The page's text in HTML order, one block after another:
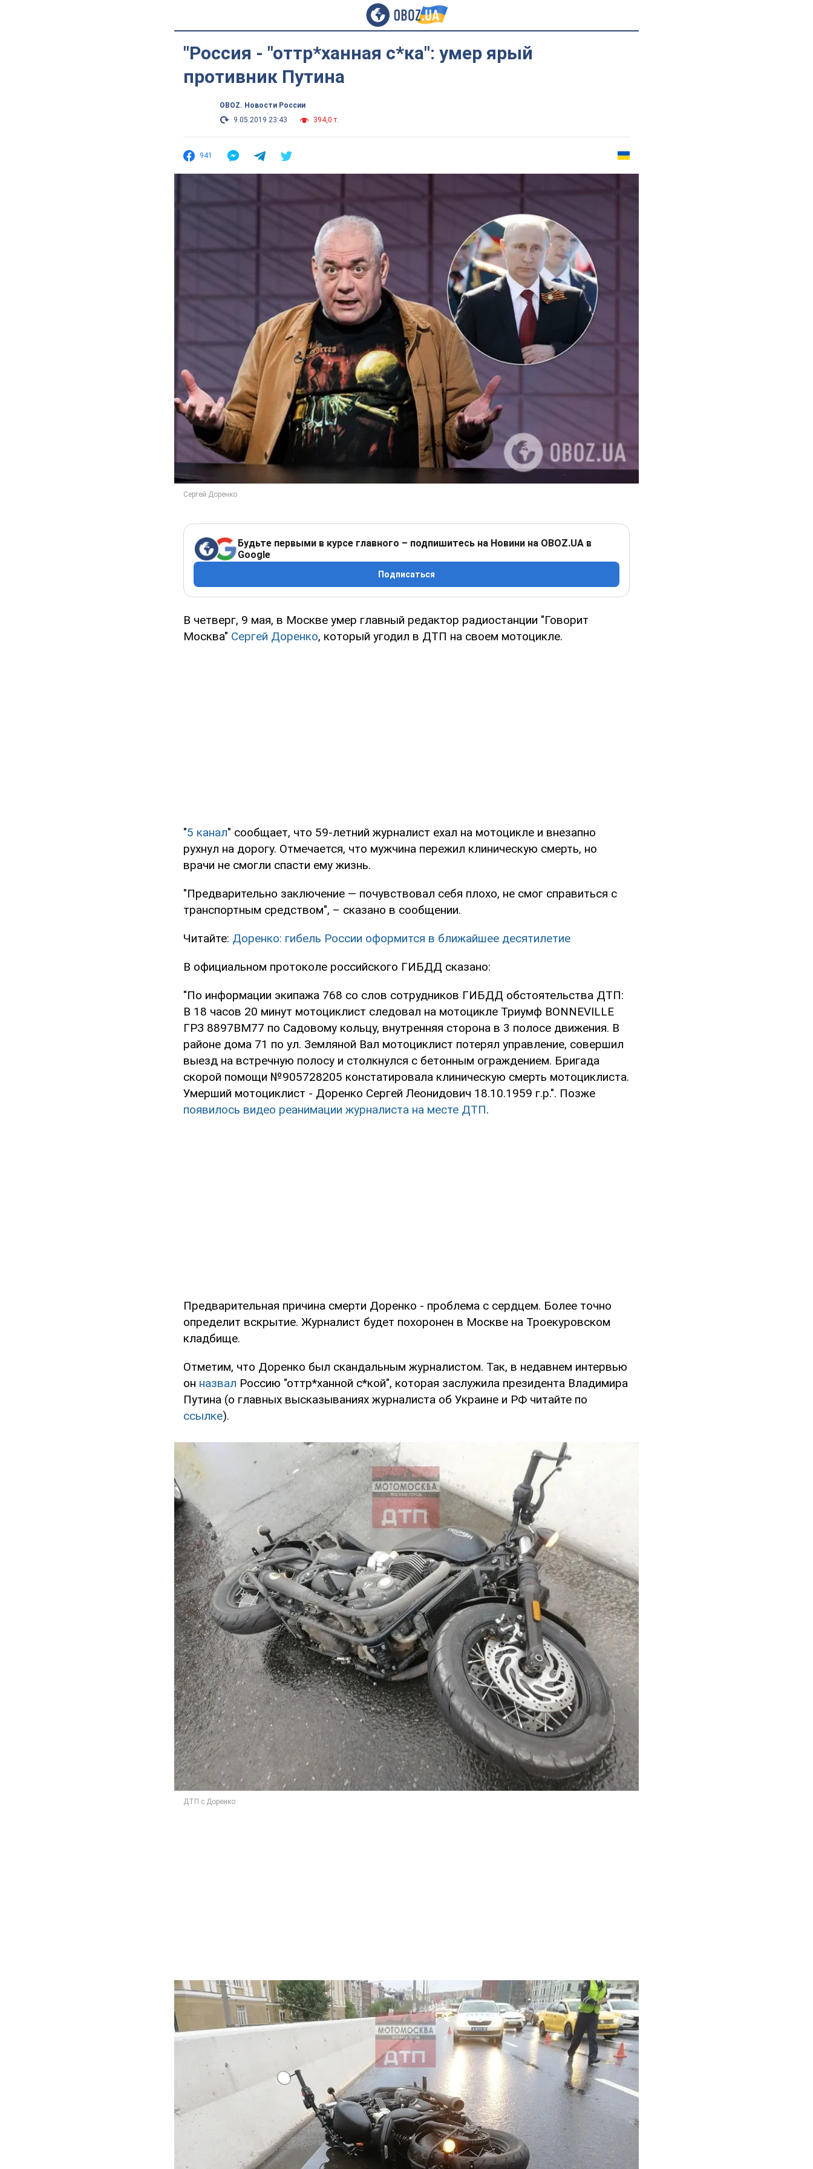
"Россия - "оттр*ханная с*ка": умер ярый
противник Путина
OBOZ. Новости России
9.05.2019 23:43
394,0 т.
941
Будьте первыми в курсе главного – подпишитесь на Новини на OBOZ.UA в
Google
Подписаться
В четверг, 9 мая, в Москве умер главный редактор радиостанции "Говорит
Москва" Сергей Доренко, который угодил в ДТП на своем мотоцикле.
"5 канал" сообщает, что 59-летний журналист ехал на мотоцикле и внезапно
рухнул на дорогу. Отмечается, что мужчина пережил клиническую смерть, но
врачи не смогли спасти ему жизнь.
"Предварительно заключение — почувствовал себя плохо, не смог справиться с
транспортным средством", – сказано в сообщении.
Читайте: Доренко: гибель России оформится в ближайшее десятилетие
В официальном протоколе российского ГИБДД сказано:
"По информации экипажа 768 со слов сотрудников ГИБДД обстоятельства ДТП:
В 18 часов 20 минут мотоциклист следовал на мотоцикле Триумф BONNEVILLE
ГРЗ 8897ВМ77 по Садовому кольцу, внутренняя сторона в 3 полосе движения. В
районе дома 71 по ул. Земляной Вал мотоциклист потерял управление, совершил
выезд на встречную полосу и столкнулся с бетонным ограждением. Бригада
скорой помощи №905728205 констатировала клиническую смерть мотоциклиста.
Умерший мотоциклист - Доренко Сергей Леонидович 18.10.1959 г.р.". Позже
появилось видео реанимации журналиста на месте ДТП.
Предварительная причина смерти Доренко - проблема с сердцем. Более точно
определит вскрытие. Журналист будет похоронен в Москве на Троекуровском
кладбище.
Отметим, что Доренко был скандальным журналистом. Так, в недавнем интервью
он назвал Россию "оттр*ханной с*кой", которая заслужила президента Владимира
Путина (о главных высказываниях журналиста об Украине и РФ читайте по
ссылке).